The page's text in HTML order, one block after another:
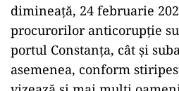
dimineață, 24 februarie
procurorilor anticorupție
portul Constanța, cât și
asemenea, conform